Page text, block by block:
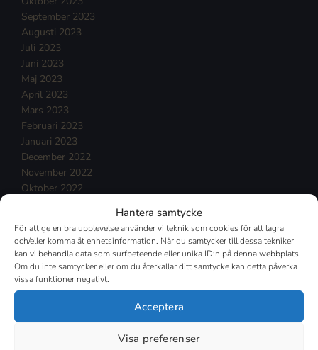
Hantera samtycke
För att ge en bra upplevelse använder vi teknik som cookies för att lagra
och/eller komma åt enhetsinformation. När du samtycker till dessa tekniker
kan vi behandla data som surfbeteende eller unika ID:n på denna webbplats.
Om du inte samtycker eller om du återkallar ditt samtycke kan detta påverka
vissa funktioner negativt.
Acceptera
Visa preferenser
September 2023
Augusti 2023
Juli 2023
Juni 2023
Maj 2023
April 2023
Mars 2023
Februari 2023
Januari 2023
December 2022
November 2022
Oktober 2022
Juli 2022
Juni 2022
Maj 2022
April 2022